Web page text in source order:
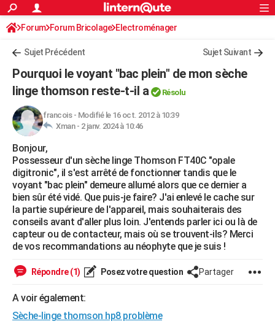
ACTUALITÉS
Politique
Société
Faits Divers
Education
Monde
Villes
+
Programme TV
TNTStreaming
Cinéma
Sorties cinéma
Musique
+FINANCE
Retraite
Impôts
Epargne
Immobilier
Risques naturels par ville
Banque
Assurance
Crédit
AUTO
Essais
Réserver un essai
Citadines
Berlines
SUV
Forum auto
HIGH-TECH
Mobiles
Meilleur smartphone
Internet
Ordinateurs
Jeux vidéo
Guide high-tech
BRICOLAGE
Forum
Aménagement intérieur
Extérieur
Cuisine
Salle de bains
Jardinage
Rangement
WEEK-END
Guides de France
Escapades
Patrimoine
Expositions
Musées
Week-end nature
+LIFESTYLE
Art de vivre
Bien-être
Loisirs
Mode
Modes de vie
SANTE
VOYAGE
GUIDES D'ACHAT
S'inscrire
Connexion
Forum Forum Bricolage Electroménager
Sujet Précédent Sujet Suivant
Pourquoi le voyant "bac plein" de mon sèche
linge thomson reste-t-il a
Résolu
francois- Modifié le 16 oct. 2012 à 10:39
Xman - 2 janv. 2024 à 10:46
Bonjour,
Possesseur d'un sèche linge Thomson FT40C "opale
digitronic", il s'est arrêté de fonctionner tandis que le
voyant "bac plein" demeure allumé alors que ce dernier a
bien sûr été vidé. Que puis-je faire? J'ai enlevé le cache sur
la partie supérieure de l'appareil, mais souhaiterais des
conseils avant d'aller plus loin. J'entends parler ici ou là de
capteur ou de contacteur, mais où se trouvent-ils? Merci
de vos recommandations au néophyte que je suis !
Répondre (1) Posez votre question Partager
A voir également:
Sèche-linge thomson hp8 problème